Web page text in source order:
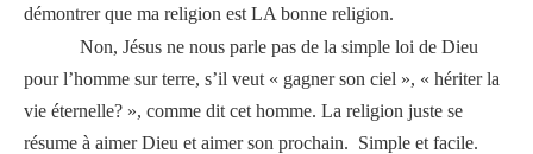
démontrer que ma religion est LA bonne religion.
Non, Jésus ne nous parle pas de la simple loi de Dieu
pour l’homme sur terre, s’il veut « gagner son ciel », « hériter la
vie éternelle? », comme dit cet homme. La religion juste se
résume à aimer Dieu et aimer son prochain. Simple et facile.